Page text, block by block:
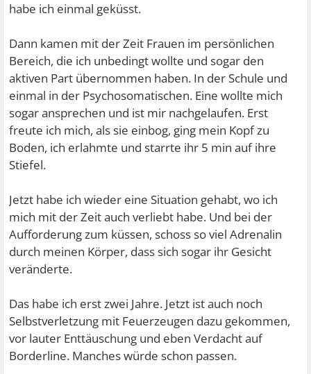
habe ich einmal geküsst.
Dann kamen mit der Zeit Frauen im persönlichen
Bereich, die ich unbedingt wollte und sogar den
aktiven Part übernommen haben. In der Schule und
einmal in der Psychosomatischen. Eine wollte mich
sogar ansprechen und ist mir nachgelaufen. Erst
freute ich mich, als sie einbog, ging mein Kopf zu
Boden, ich erlahmte und starrte ihr 5 min auf ihre
Stiefel.
Jetzt habe ich wieder eine Situation gehabt, wo ich
mich mit der Zeit auch verliebt habe. Und bei der
Aufforderung zum küssen, schoss so viel Adrenalin
durch meinen Körper, dass sich sogar ihr Gesicht
veränderte.
Das habe ich erst zwei Jahre. Jetzt ist auch noch
Selbstverletzung mit Feuerzeugen dazu gekommen,
vor lauter Enttäuschung und eben Verdacht auf
Borderline. Manches würde schon passen.